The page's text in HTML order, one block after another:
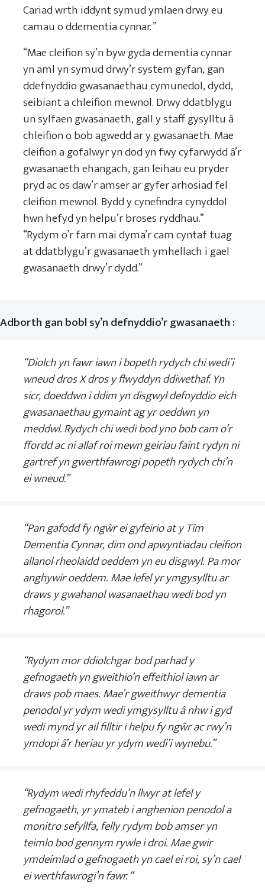
Cariad wrth iddynt symud ymlaen drwy eu
camau o ddementia cynnar. ”
“Mae cleifion sy’n byw gyda dementia cynnar
yn aml yn symud drwy’r system gyfan, gan
ddefnyddio gwasanaethau cymunedol, dydd,
seibiant a chleifion mewnol. Drwy ddatblygu
un sylfaen gwasanaeth, gall y staff gysylltu â
chleifion o bob agwedd ar y gwasanaeth. Mae
cleifion a gofalwyr yn dod yn fwy cyfarwydd â’r
gwasanaeth ehangach, gan leihau eu pryder
pryd ac os daw’r amser ar gyfer arhosiad fel
cleifion mewnol. Bydd y cynefindra cynyddol
hwn hefyd yn helpu’r broses ryddhau.”
“Rydym o’r farn mai dyma’r cam cyntaf tuag
at ddatblygu’r gwasanaeth ymhellach i gael
gwasanaeth drwy’r dydd.”
Adborth gan bobl sy’n defnyddio’r gwasanaeth:
“Diolch yn fawr iawn i bopeth rydych chi wedi’i
wneud dros X dros y flwyddyn ddiwethaf. Yn
sicr, doeddwn i ddim yn disgwyl defnyddio eich
gwasanaethau gymaint ag yr oeddwn yn
meddwl. Rydych chi wedi bod yno bob cam o’r
ffordd ac ni allaf roi mewn geiriau faint rydyn ni
gartref yn gwerthfawrogi popeth rydych chi’n
ei wneud.”
“Pan gafodd fy ngŵr ei gyfeirio at y Tîm
Dementia Cynnar, dim ond apwyntiadau cleifion
allanol rheolaidd oeddem yn eu disgwyl. Pa mor
anghywir oeddem. Mae lefel yr ymgysylltu ar
draws y gwahanol wasanaethau wedi bod yn
rhagorol.”
“Rydym mor ddiolchgar bod parhad y
gefnogaeth yn gweithio’n effeithiol iawn ar
draws pob maes. Mae’r gweithwyr dementia
penodol yr ydym wedi ymgysylltu â nhw i gyd
wedi mynd yr ail filltir i helpu fy ngŵr ac rwy’n
ymdopi â’r heriau yr ydym wedi’i wynebu.”
“Rydym wedi rhyfeddu’n llwyr at lefel y
gefnogaeth, yr ymateb i anghenion penodol a
monitro sefyllfa, felly rydym bob amser yn
teimlo bod gennym rywle i droi. Mae gwir
ymdeimlad o gefnogaeth yn cael ei roi, sy’n cael
ei werthfawrogi’n fawr. “